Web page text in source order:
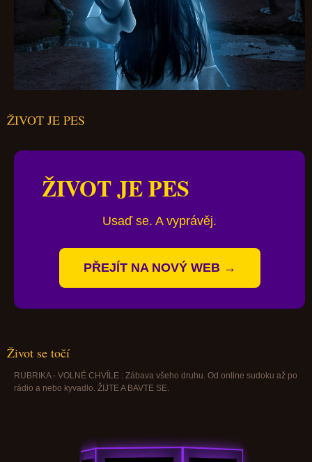
ŽIVOT JE PES
ŽIVOT JE PES
Usaď se. A vyprávěj.
PŘEJÍT NA NOVÝ WEB →
Život se točí
RUBRIKA - VOLNÉ CHVÍLE : Zábava všeho druhu. Od online sudoku až po
rádio a nebo kyvadlo. ŽIJTE A BAVTE SE.